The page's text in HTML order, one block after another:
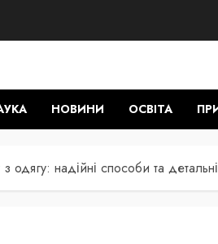
НОВИНИ ОСВІТА
одягу: надійні способи та детальні